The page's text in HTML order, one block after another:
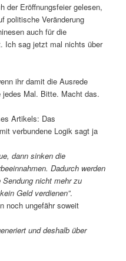
der Eröffnungsfeier gelesen,
politische Veränderung
auch für die
Ich sag jetzt mal nichts über
ihr damit die Ausrede
Mal. Bitte. Macht das.
Artikels: Das
verbundene Logik sagt ja
dann sinken die
Dadurch werden
nicht mehr zu
Geld verdienen”.
noch ungefähr soweit
und deshalb über